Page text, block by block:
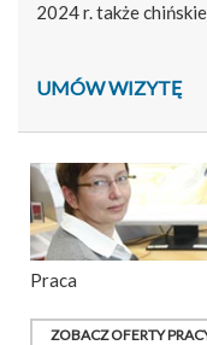
2024 r. także
UMÓW WIZYTĘ
Praca
ZOBACZ OFERTY